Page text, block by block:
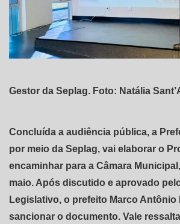
Gestor da Seplag. Foto: Natália
Concluída a audiência pública, a
por meio da Seplag, vai elaborar o
encaminhar para a Câmara
maio. Após discutido e aprovado
Legislativo, o prefeito Marco Antônio
sancionar o documento. Vale